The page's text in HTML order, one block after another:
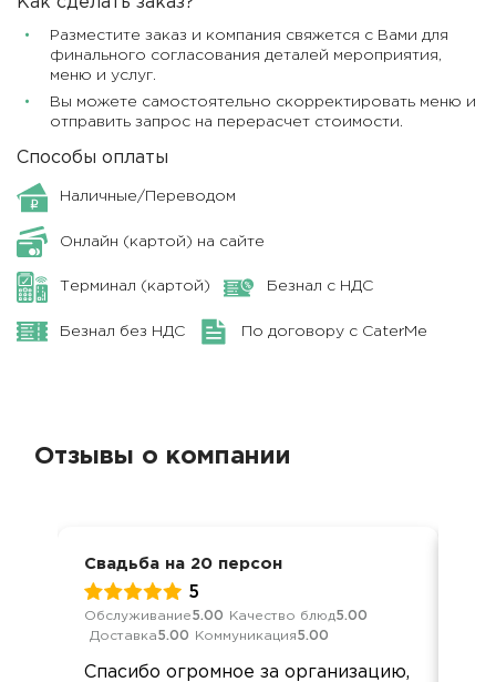
Разместите заказ и компания свяжется с Вами для
финального согласования деталей мероприятия,
меню и услуг.
Вы можете самостоятельно скорректировать меню и
отправить запрос на перерасчет стоимости.
Способы оплаты
Наличные/Переводом
Онлайн (картой) на сайте
Терминал (картой) Безнал с НДС
Безнал без НДС По договору с CaterMe
Отзывы о компании
Свадьба на 20 персон
5
Обслуживание5.00 Качество блюд5.00
Доставка5.00 Коммуникация5.00
Спасибо огромное за организацию,